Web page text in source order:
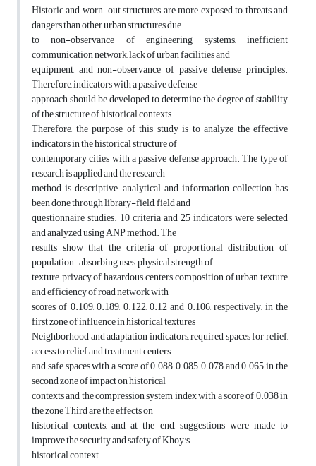
Historic and worn-out structures are more exposed to threats and
dangers than other urban structures due
to non-observance of engineering systems, inefficient
communication network, lack of urban facilities and
equipment, and non-observance of passive defense principles.
Therefore, indicators with a passive defense
approach should be developed to determine the degree of stability
of the structure of historical contexts.
Therefore, the purpose of this study is to analyze the effective
indicators in the historical structure of
contemporary cities with a passive defense approach. The type of
research is applied and the research
method is descriptive-analytical and information collection has
been done through library-field, field and
questionnaire studies. 10 criteria and 25 indicators were selected
and analyzed using ANP method. The
results show that the criteria of proportional distribution of
population-absorbing uses, physical strength of
texture, privacy of hazardous centers, composition of urban texture
and efficiency of road network with
scores of 0.109, 0.189, 0.122, 0.12 and 0.106, respectively, in the
first zone of influence in historical textures
Neighborhood and adaptation indicators, required spaces for relief,
access to relief and treatment centers
and safe spaces with a score of 0.088, 0.085, 0.078 and 0.065 in the
second zone of impact on historical
contexts and the compression system index with a score of 0.038 in
the zone Third are the effects on
historical contexts, and at the end, suggestions were made to
improve the security and safety of Khoy's
historical context.